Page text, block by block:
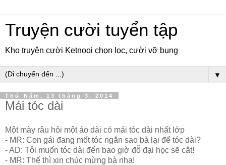
Truyện cười tuyển tập
Kho truyện cười Ketnooi chọn lọc, cười vỡ bụng
▼
Thứ Năm, 13 tháng 3, 2014
Mái tóc dài
Một mày râu hỏi một áo dài có mái tóc dài nhất lớp
- MR: Con gái đang mốt tóc ngắn sao bà lại để tóc dài?
- AD: Tôi muốn tóc dài đến bao giờ đỗ đại học sẽ cắt!
- MR: Thế thì xin chúc mừng bà nha!